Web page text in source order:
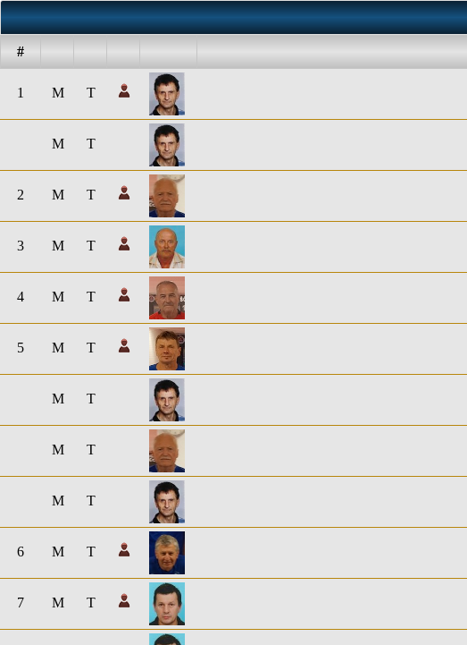
#
1 M T
M T
2 M T
3 M T
4 M T
5 M T
M T
M T
M T
6 M T
7 M T